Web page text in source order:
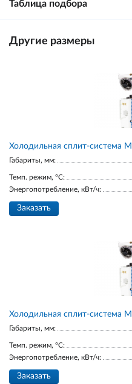
Таблица подбора
Другие размеры
Холодильная сплит-система
Габариты, мм:
Темп. режим, °С:
Энергопотребление, кВт/ч:
Заказать
Холодильная сплит-система
Габариты, мм:
Темп. режим, °С:
Энергопотребление, кВт/ч:
Заказать